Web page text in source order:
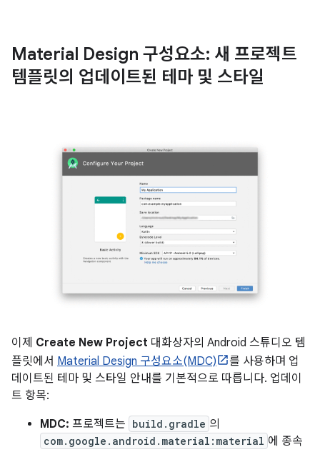
Material Design 구성요소: 새 프로젝트
템플릿의 업데이트된 테마 및 스타일
이제 Create New Project 대화상자의 Android 스튜디오 템
플릿에서 Material Design 구성요소(MDC)
를 사용하며 업
데이트된 테마 및 스타일 안내를 기본적으로 따릅니다. 업데이
트 항목:
MDC: 프로젝트는 build.gradle 의
com.google.android.material:material 에 종속